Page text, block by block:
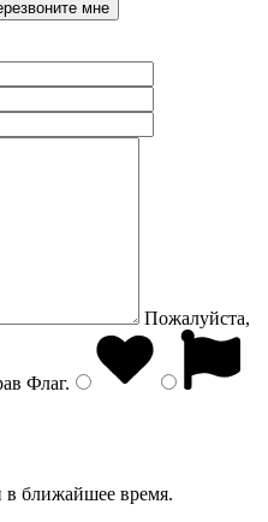
Пожалуйста,
Флаг.
ближайшее время.